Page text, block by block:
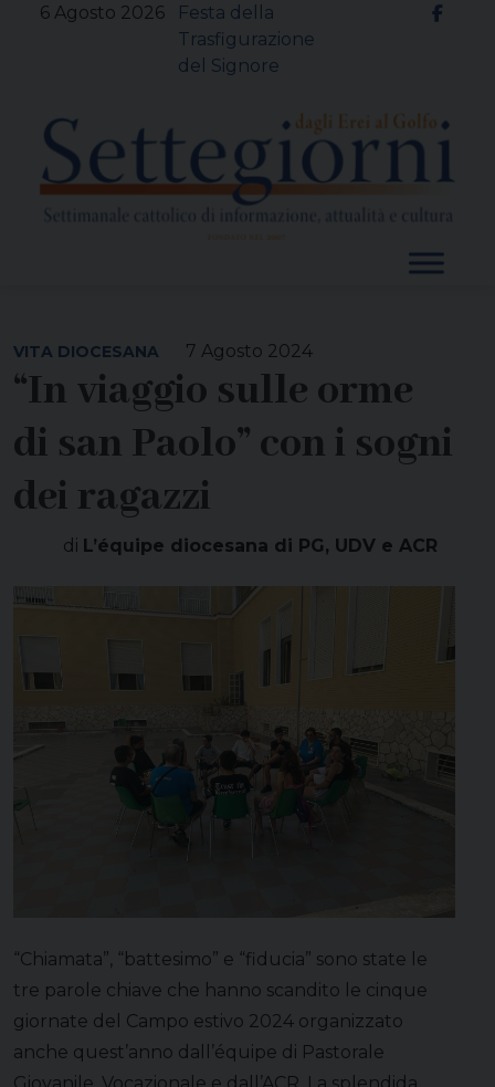
6 Agosto 2026
Festa della
Trasfigurazione
del Signore
7 Agosto 2024
VITA DIOCESANA
“In viaggio sulle orme
di san Paolo” con i sogni
dei ragazzi
di L’équipe diocesana di PG, UDV e ACR
“Chiamata”, “battesimo” e “fiducia” sono state le
tre parole chiave che hanno scandito le cinque
giornate del Campo estivo 2024 organizzato
anche quest’anno dall’équipe di Pastorale
Giovanile, Vocazionale e dall’ACR. La splendida